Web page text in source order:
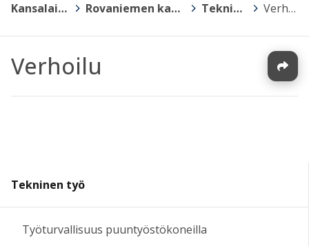
Kansalaisopistot Rovaniemen kansalaisopisto Tekninen työ > Verhoilu
Verhoilu
Tekninen työ
Työturvallisuus puuntyöstökoneilla